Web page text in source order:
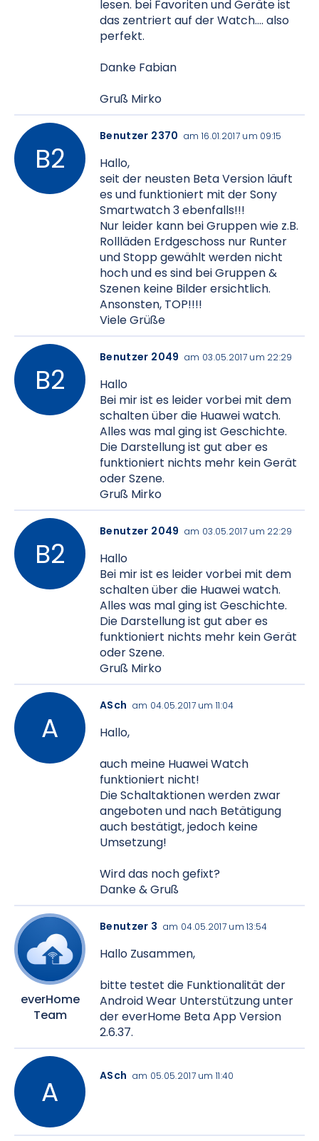
lesen. bei Favoriten und Geräte ist
das zentriert auf der Watch.... also
perfekt.
Danke Fabian
Gruß Mirko
Benutzer 2370 am 16.01.2017 um 09:15
Hallo,
seit der neusten Beta Version läuft
es und funktioniert mit der Sony
Smartwatch 3 ebenfalls!!!
Nur leider kann bei Gruppen wie z.B.
Rollläden Erdgeschoss nur Runter
und Stopp gewählt werden nicht
hoch und es sind bei Gruppen &
Szenen keine Bilder ersichtlich.
Ansonsten, TOP!!!!
Viele Grüße
Benutzer 2049 am 03.05.2017 um 22:29
Hallo
Bei mir ist es leider vorbei mit dem
schalten über die Huawei watch.
Alles was mal ging ist Geschichte.
Die Darstellung ist gut aber es
funktioniert nichts mehr kein Gerät
oder Szene.
Gruß Mirko
Benutzer 2049 am 03.05.2017 um 22:29
Hallo
Bei mir ist es leider vorbei mit dem
schalten über die Huawei watch.
Alles was mal ging ist Geschichte.
Die Darstellung ist gut aber es
funktioniert nichts mehr kein Gerät
oder Szene.
Gruß Mirko
ASch am 04.05.2017 um 11:04
Hallo,
auch meine Huawei Watch
funktioniert nicht!
Die Schaltaktionen werden zwar
angeboten und nach Betätigung
auch bestätigt, jedoch keine
Umsetzung!
Wird das noch gefixt?
Danke & Gruß
everHome
Team
Benutzer 3 am 04.05.2017 um 13:54
Hallo Zusammen,
bitte testet die Funktionalität der
Android Wear Unterstützung unter
der everHome Beta App Version
2.6.37.
ASch am 05.05.2017 um 11:40